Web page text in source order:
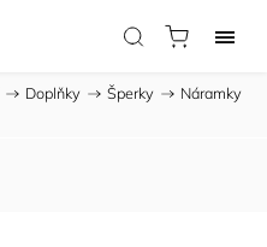
/ Doplňky / Šperky /
Náramky